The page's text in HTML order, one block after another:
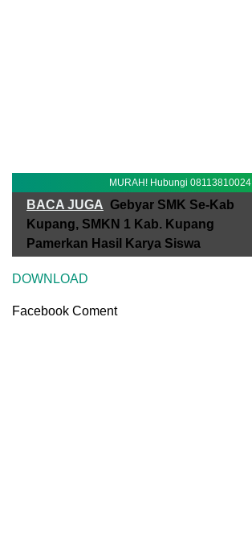
MURAH! Hubungi 08113810024
BACA JUGA Gebyar SMK Se-Kab
Kupang, SMKN 1 Kab. Kupang
Pamerkan Hasil Karya Siswa
DOWNLOAD
Facebook Coment